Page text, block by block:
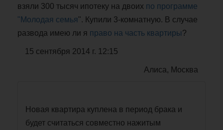
взяли 300 тысяч ипотеку на двоих по программе
"Молодая семья". Купили 3-комнатную. В случае
развода имею ли я право на часть квартиры?
15 сентября 2014 г. 12:15
Алиса, Москва
Новая квартира куплена в период брака и
будет считаться совместно нажитым